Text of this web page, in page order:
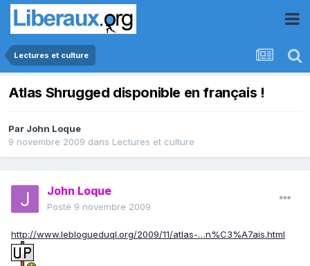
Lectures et culture
Atlas Shrugged disponible en français !
Par John Loque
9 novembre 2009 dans Lectures et culture
John Loque
Posté 9 novembre 2009
http://www.leblogueduql.org/2009/11/atlas-…n%C3%A7ais.html